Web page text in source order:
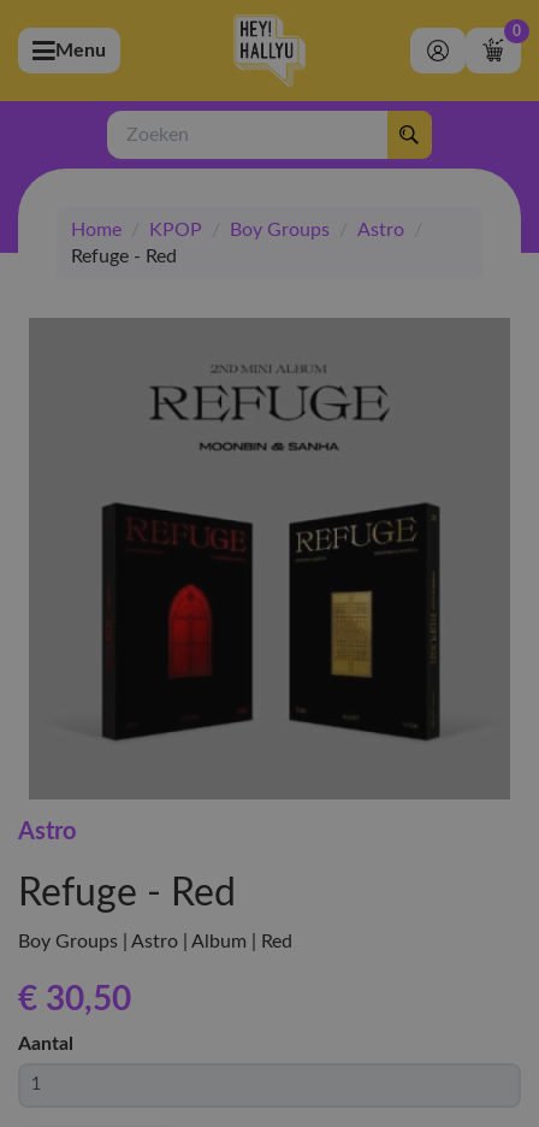
(Artiesten)
(Merchandise)
(Exclusive)
(Winkel)
Menu
0
Zoeken
Home / KPOP / Boy Groups / Astro
/
Refuge - Red
Astro
Refuge - Red
Boy Groups | Astro | Album | Red
€ 30,50
Aantal